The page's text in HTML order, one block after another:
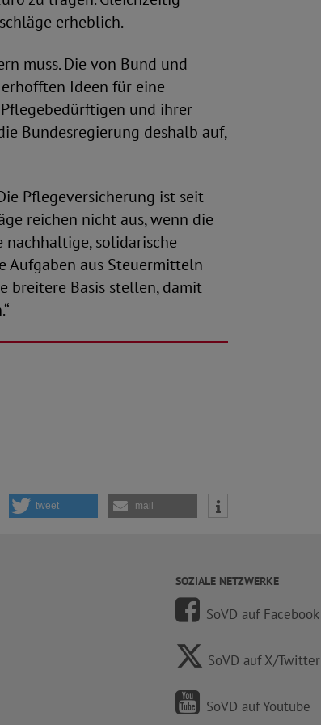
erheblich.
muss. Die von Bund und
Ideen für eine
und ihrer
Bundesregierung deshalb auf,
Pflegeversicherung ist seit
reichen nicht aus, wenn die
nachhaltige, solidarische
Aufgaben aus Steuermitteln
breitere Basis stellen, damit
tweet mail
SOZIALE NETZWERKE
SoVD auf Facebook
SoVD auf X/Twitter
SoVD auf Youtube